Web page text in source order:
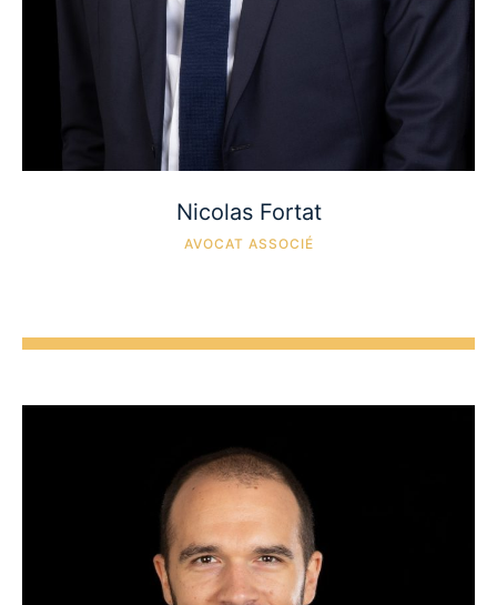
Nicolas Fortat
AVOCAT ASSOCIÉ